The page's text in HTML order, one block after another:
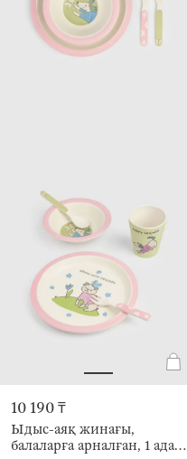
10 190 ₸
Ыдыс-аяқ жинағы,
балаларға арналған, 1 адам,